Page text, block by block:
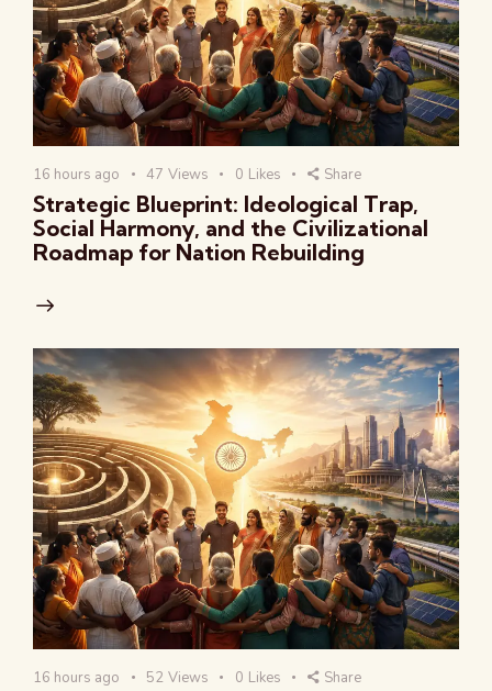
16 hours ago 47 Views 0 Likes Share
Strategic Blueprint: Ideological Trap,
Social Harmony, and the Civilizational
Roadmap for Nation Rebuilding
16 hours ago 52 Views 0 Likes Share